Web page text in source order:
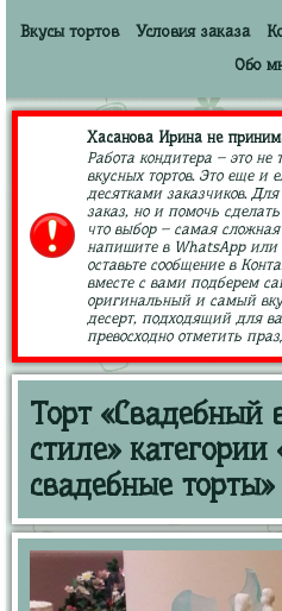
Вкусы тортов Условия заказа
Обо
Хасанова Ирина не
Работа кондитера – это не
вкусных тортов. Это еще и
десятками заказчиков.
заказ, но и помочь
что выбор – самая
напишите в WhatsApp или
оставьте сообщение в
вместе с вами подберем
оригинальный и самый
десерт, подходящий для
превосходно отметить
Торт «Свадебный
стиле» категории
свадебные торты»